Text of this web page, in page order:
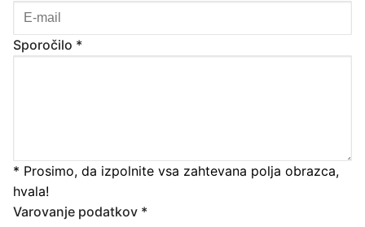
Sporočilo *
* Prosimo, da izpolnite vsa zahtevana polja obrazca,
hvala!
Varovanje podatkov *